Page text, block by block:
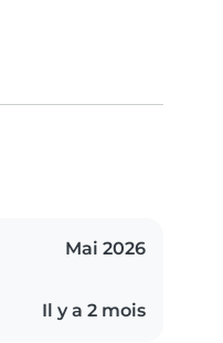
Mai 2026
Il y a 2 mois